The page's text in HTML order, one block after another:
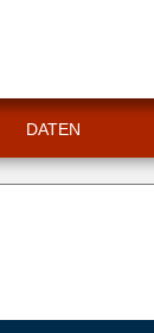
DATEN